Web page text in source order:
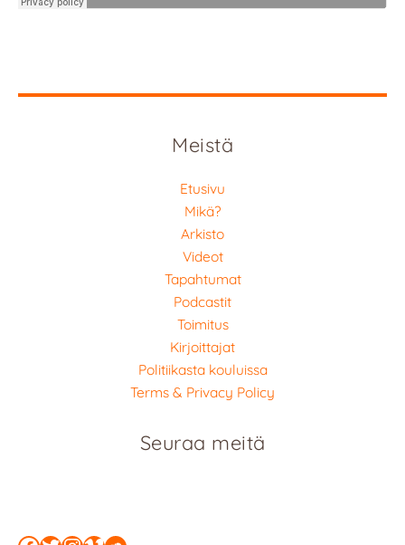
Meistä
Etusivu
Mikä?
Arkisto
Videot
Tapahtumat
Podcastit
Toimitus
Kirjoittajat
Politiikasta kouluissa
Terms & Privacy Policy
Seuraa meitä